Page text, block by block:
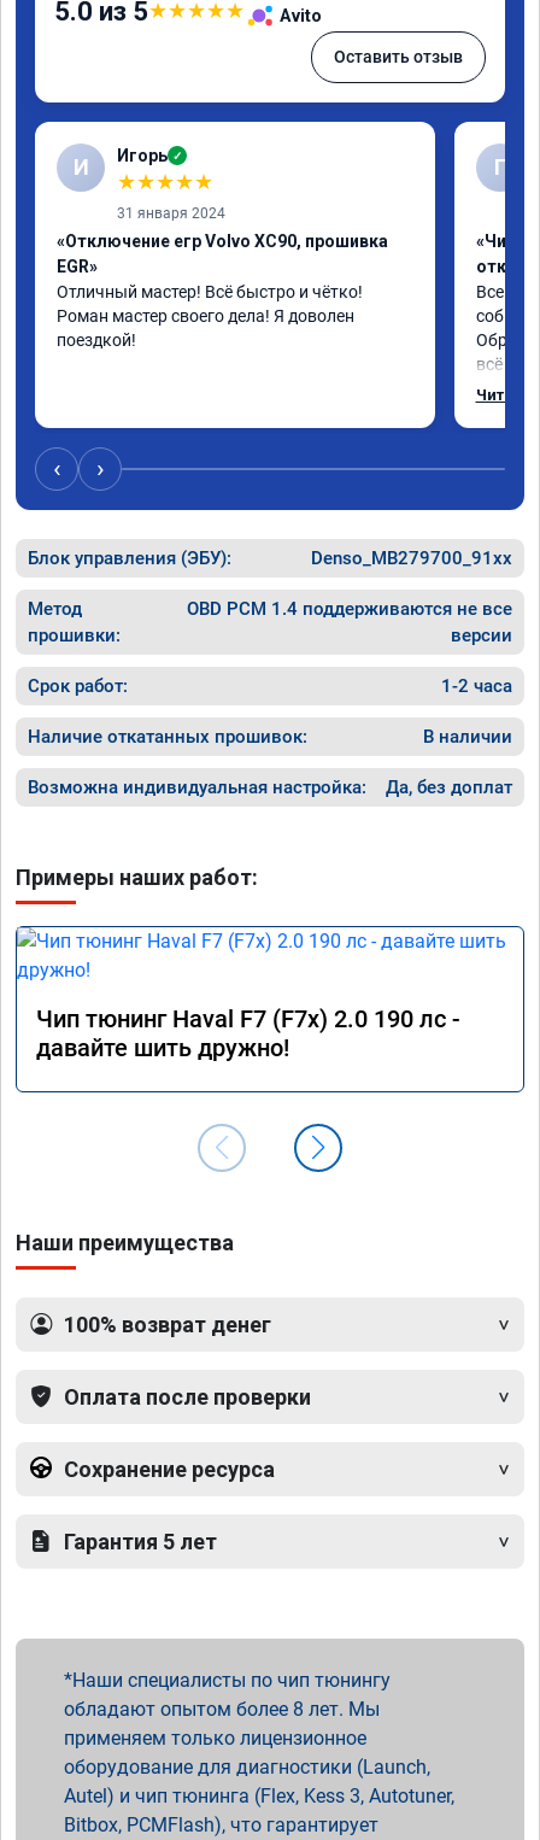
5.0 из 5★★★★★ Avito
Оставить отзыв
И Игорь ✓
★★★★★
31 января 2024
«Отключение егр Volvo XC90, прошивка
EGR»
Отличный мастер! Всё быстро и чётко!
Роман мастер своего дела! Я доволен
поездкой!
Г
«Чип
Всем
всё в
Читать
‹ ›
Блок управления (ЭБУ): Denso_MB279700_91xx
Метод
прошивки:
OBD PCM 1.4 поддерживаются не все
версии
Срок работ: 1-2 часа
Наличие откатанных прошивок: В наличии
Возможна индивидуальная настройка: Да, без доплат
Примеры наших работ:
Чип тюнинг Haval F7 (F7x) 2.0 190 лс -
давайте шить дружно!
Наши преимущества
100% возврат денег
Оплата после проверки
Сохранение ресурса
Гарантия 5 лет
Наши специалисты по чип тюнингу
обладают опытом более 8 лет. Мы
применяем только лицензионное
оборудование для диагностики (Launch,
Autel) и чип тюнинга (Flex, Kess 3, Autotuner,
Bitbox, PCMFlash), что гарантирует